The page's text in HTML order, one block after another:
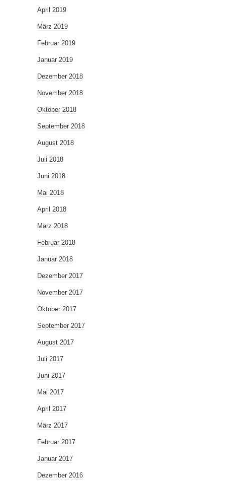
April 2019
März 2019
Februar 2019
Januar 2019
Dezember 2018
November 2018
Oktober 2018
September 2018
August 2018
Juli 2018
Juni 2018
Mai 2018
April 2018
März 2018
Februar 2018
Januar 2018
Dezember 2017
November 2017
Oktober 2017
September 2017
August 2017
Juli 2017
Juni 2017
Mai 2017
April 2017
März 2017
Februar 2017
Januar 2017
Dezember 2016